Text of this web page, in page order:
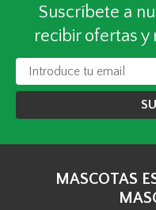
Suscríbete a
recibir ofertas y
MASCOTAS